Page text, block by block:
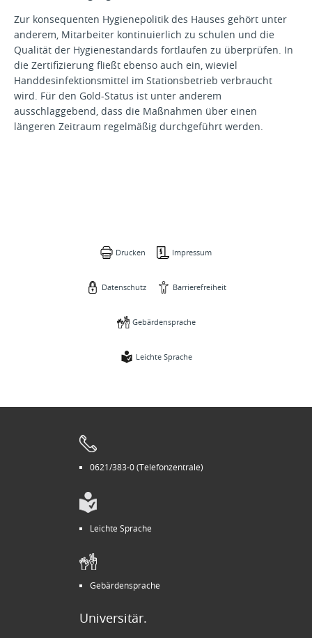
Zur konsequenten Hygienepolitik des Hauses gehört unter
anderem, Mitarbeiter kontinuierlich zu schulen und die
Qualität der Hygienestandards fortlaufen zu überprüfen. In
die Zertifizierung fließt ebenso auch ein, wieviel
Handdesinfektionsmittel im Stationsbetrieb verbraucht
wird. Für den Gold-Status ist unter anderem
ausschlaggebend, dass die Maßnahmen über einen
längeren Zeitraum regelmäßig durchgeführt werden.
Drucken Impressum
Datenschutz Barrierefreiheit
Gebärdensprache
Leichte Sprache
0621/383-0 (Telefonzentrale)
Leichte Sprache
Gebärdensprache
Universitär.